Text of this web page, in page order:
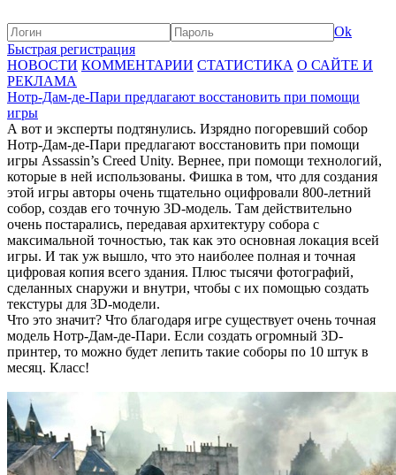
Ok
Быстрая регистрация
НОВОСТИ КОММЕНТАРИИ СТАТИСТИКА О САЙТЕ И
РЕКЛАМА
Нотр-Дам-де-Пари предлагают восстановить при помощи
игры
А вот и эксперты подтянулись. Изрядно погоревший собор
Нотр-Дам-де-Пари предлагают восстановить при помощи
игры Assassin’s Creed Unity. Вернее, при помощи технологий,
которые в ней использованы. Фишка в том, что для создания
этой игры авторы очень тщательно оцифровали 800-летний
собор, создав его точную 3D-модель. Там действительно
очень постарались, передавая архитектуру собора с
максимальной точностью, так как это основная локация всей
игры. И так уж вышло, что это наиболее полная и точная
цифровая копия всего здания. Плюс тысячи фотографий,
сделанных снаружи и внутри, чтобы с их помощью создать
текстуры для 3D-модели.
Что это значит? Что благодаря игре существует очень точная
модель Нотр-Дам-де-Пари. Если создать огромный 3D-
принтер, то можно будет лепить такие соборы по 10 штук в
месяц. Класс!